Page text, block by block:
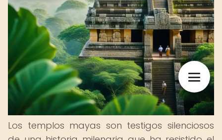
Los templos mayas son testigos silenciosos